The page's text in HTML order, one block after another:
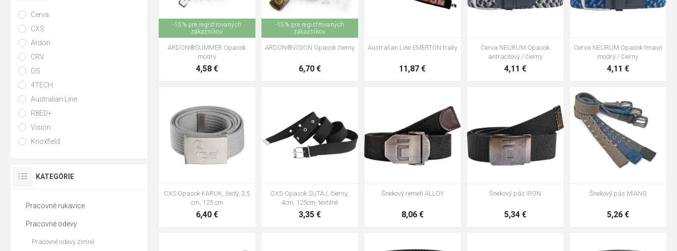
-15% pre registrovaných
zákazníkov
ARDON®SUMMER Opasok
modrý
4,58 €
-15% pre registrovaných
zákazníkov
ARDON®VISION Opasok čierny
6,70 €
Australian Line EMERTON traky
11,87 €
Cerva NEURUM Opasok
antracitový / čierny
4,11 €
Cerva NEURUM Opasok tmavo
modrý / čierny
4,11 €
CXS Opasok KARUK, šedý, 3,5
cm, 125 cm
6,40 €
CXS Opasok SUTAJ, čierny,
4cm, 125cm, textilné
3,35 €
Šnekový remeň ALLOY
8,06 €
Šnekový pás IRON
5,34 €
Šnekový pás MIANG
5,26 €
černá olivová navy
Cerva
CXS
Ardon
CRV
OS
4TECH
Australian Line
R8ED+
Vision
Knoxfield
KATEGÓRIE
Pracovné rukavice
Pracovné odevy
Pracovné odevy zimné